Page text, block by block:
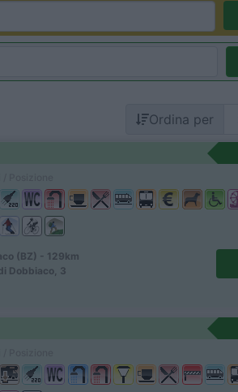
Ordina per
(BZ) - 129km
Dobbiaco, 3